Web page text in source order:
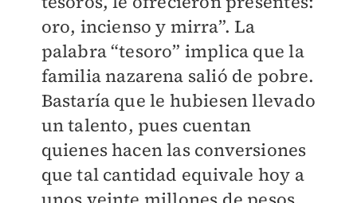
oro, incienso y mirra”. La
palabra “tesoro” implica que la
familia nazarena salió de pobre.
Bastaría que le hubiesen llevado
un talento, pues cuentan
quienes hacen las conversiones
que tal cantidad equivale hoy a